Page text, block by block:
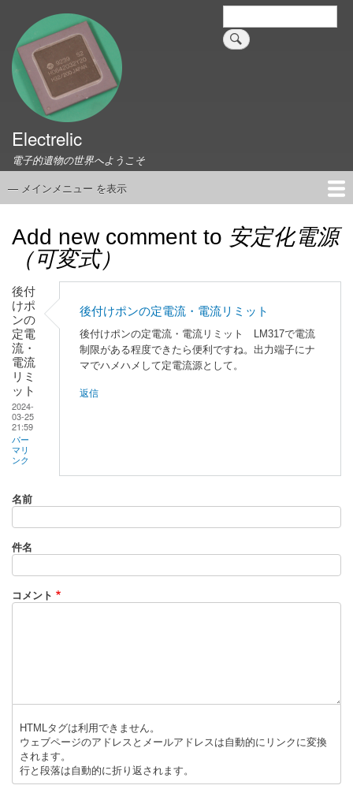
検
索
Electrelic
電子的遺物の世界へようこそ
メ
メ
ュ
— メインメニュー を表示
Add new comment to 安定化電源
（可変式）
後付
けポ
ンの
定電
流・
電流
リミ
ット
2024-
03-25
21:59
パー
マリ
ンク
後付けポンの定電流・電流リミット
後付けポンの定電流・電流リミット LM317で電流
制限がある程度できたら便利ですね。出力端子にナ
マでハメハメして定電流源として。
返信
名前
件名
コメント
HTMLタグは利用できません。
ウェブページのアドレスとメールアドレスは自動的にリンクに変換
されます。
行と段落は自動的に折り返されます。